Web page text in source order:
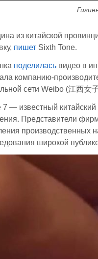
из китайской
пишет Sixth Tone.
поделилась видео в
компанию-
сети Weibo (江西女
7 — известный
Представители
производственных
широкой